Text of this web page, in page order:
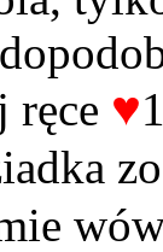
ręce ♥